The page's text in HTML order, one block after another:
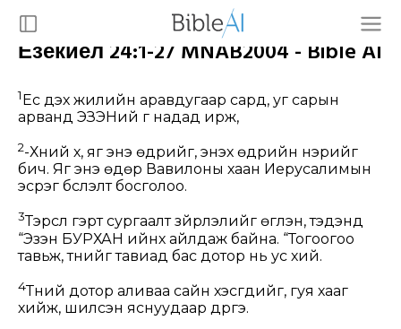
Езекиел 24:1-27 MNAB2004 - Bible AI
1Ес дэх жилийн аравдугаар сард, уг сарын
арванд ЭЗЭНий үг надад ирж,
2-Хүний хүү, яг энэ өдрийг, энэхүү өдрийн нэрийг
бич. Яг энэ өдөр Вавилоны хаан Иерусалимын
эсрэг бүслэлт босголоо.
3Тэрслүү гэрт сургаалт зүйрлэлийг өгүүлэн, тэдэнд
“Эзэн БУРХАН ийнхүү айлдаж байна. “Тогоогоо
тавьж, түүнийг тавиад бас дотор нь ус хий.
4Түүний дотор аливаа сайн хэсгүүдийг, гуя хааг
хийж, шилсэн яснуудаар дүүргэ.